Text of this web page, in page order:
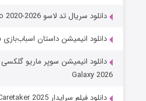
دانلود سریال تد لاسو Ted Lasso 2020-2026
دانلود انیمیشن داستان اسباب‌بازی ۵ Toy Story 5 (2026)
Galaxy 2026
دانلود فیلم سرایدار The Caretaker 2025